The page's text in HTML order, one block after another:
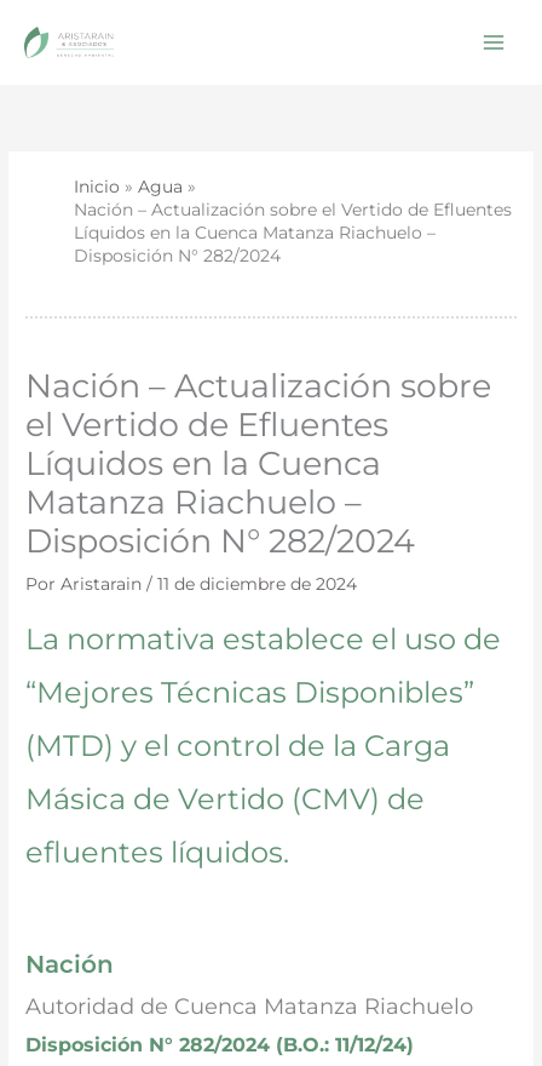
Inicio
Agua
Nación – Actualización sobre el Vertido de Efluentes
Líquidos en la Cuenca Matanza Riachuelo –
Disposición N° 282/2024
Nación – Actualización sobre
el Vertido de Efluentes
Líquidos en la Cuenca
Matanza Riachuelo –
Disposición N° 282/2024
PorAristarain/11 de diciembre de 2024
La normativa establece el uso de
“Mejores Técnicas Disponibles”
(MTD) y el control de la Carga
Másica de Vertido (CMV) de
efluentes líquidos.
Nación
Autoridad de Cuenca Matanza Riachuelo
Disposición N° 282/2024 (B.O.: 11/12/24)